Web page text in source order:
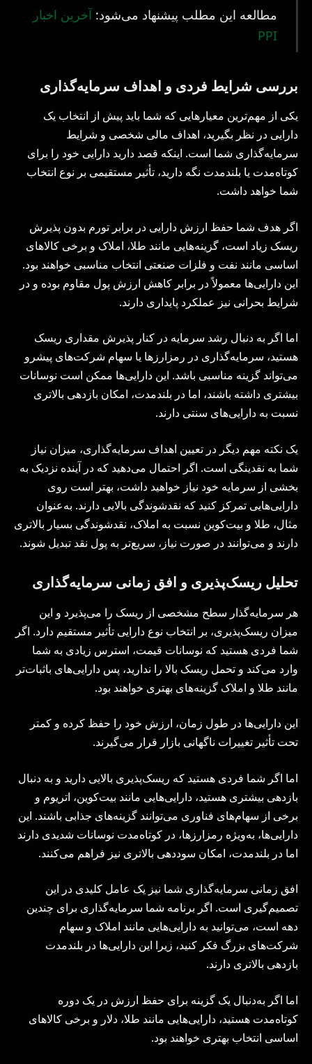
مطالعه این مطلب پیشنهاد می‌شود:آخرین اخبار
PPI
بررسی شرایط فردی و اهداف سرمایه‌گذاری
یکی از مهم‌ترین معیارهایی که شما باید پیش از انتخاب یک
دارایی در نظر بگیرید، اهداف مالی شخصی و شرایط
سرمایه‌گذاری شما است. اینکه قصد دارید دارایی خود را برای
کوتاه‌مدت یا بلندمدت نگه دارید، تأثیر مستقیمی بر نوع انتخاب
شما خواهد داشت.
اگر هدف شما حفظ ارزش دارایی در برابر تورم بدون پذیرش
ریسک زیاد است، گزینه‌هایی مانند طلا، املاک و برخی کالاهای
اساسی مانند نفت و فلزات صنعتی انتخاب مناسبی خواهند بود.
این دارایی‌ها معمولاً در برابر کاهش ارزش پول مقاوم بوده و در
شرایط بحرانی نیز عملکرد پایداری دارند.
اما اگر به دنبال رشد سرمایه در کنار پذیرش مقداری ریسک
هستید، سرمایه‌گذاری در رمزارزها یا سهام شرکت‌های پیشرو
می‌تواند گزینه مناسبی باشد. این دارایی‌ها ممکن است نوسانات
بیشتری داشته باشند، اما در بلندمدت، امکان بازدهی بالاتری
نسبت به دارایی‌های سنتی دارند.
یک نکته مهم دیگر در تعیین اهداف سرمایه‌گذاری، میزان نیاز
شما به نقدینگی است. اگر احتمال می‌دهید که در آینده نزدیک به
بخشی از سرمایه خود نیاز خواهید داشت، بهتر است روی
دارایی‌هایی تمرکز کنید که نقدشوندگی بالایی دارند. به‌عنوان
مثال، طلا و بیت‌کوین نسبت به املاک، نقدشوندگی بسیار بالاتری
دارند و می‌توانند در صورت نیاز، سریع‌تر به پول نقد تبدیل شوند.
تحلیل ریسک‌پذیری و افق زمانی سرمایه‌گذاری
هر سرمایه‌گذار سطح مشخصی از ریسک را می‌پذیرد و این
میزان ریسک‌پذیری، بر انتخاب نوع دارایی تأثیر مستقیم دارد. اگر
شما فردی هستید که نوسانات قیمت، استرس زیادی به شما
وارد می‌کند و تحمل ریسک بالا را ندارید، پس دارایی‌های باثبات‌تر
مانند طلا و املاک گزینه‌های بهتری خواهند بود.
این دارایی‌ها در طول زمان، ارزش خود را حفظ کرده و کمتر
تحت تأثیر تغییرات ناگهانی بازار قرار می‌گیرند.
اما اگر شما فردی هستید که ریسک‌پذیری بالایی دارید و به دنبال
بازدهی بیشتری هستید، دارایی‌هایی مانند بیت‌کوین، اتریوم و
برخی از سهام‌های فناوری می‌توانند گزینه‌های جذابی باشند. این
دارایی‌ها، به‌ویژه رمزارزها، در کوتاه‌مدت نوسانات شدیدی دارند
اما در بلندمدت، امکان سوددهی بالاتری نیز فراهم می‌کنند.
افق زمانی سرمایه‌گذاری شما نیز یک عامل کلیدی در این
تصمیم‌گیری است. اگر برنامه شما سرمایه‌گذاری برای چندین
دهه است، می‌توانید به دارایی‌هایی مانند املاک و سهام
شرکت‌های بزرگ فکر کنید، زیرا این دارایی‌ها در بلندمدت
بازدهی بالاتری دارند.
اما اگر به‌دنبال یک گزینه برای حفظ ارزش در یک دوره
کوتاه‌مدت هستید، دارایی‌هایی مانند طلا، دلار و برخی کالاهای
اساسی انتخاب بهتری خواهند بود.